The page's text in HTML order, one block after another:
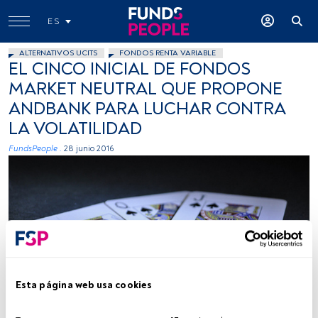
Esta página web usa cookies
ES
ALTERNATIVOS UCITS FONDOS RENTA VARIABLE
EL CINCO INICIAL DE FONDOS
MARKET NEUTRAL QUE PROPONE
ANDBANK PARA LUCHAR CONTRA
LA VOLATILIDAD
FundsPeople . 28 junio 2016